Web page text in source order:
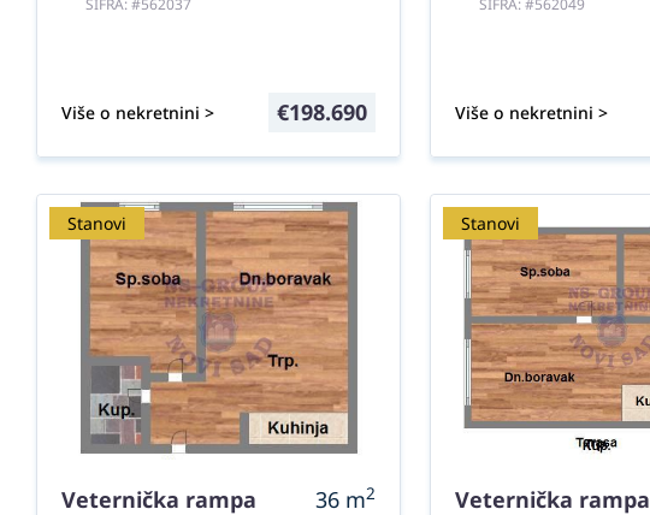
ŠIFRA: #562037
Više o nekretnini > €198.690
ŠIFRA: #562049
Više o nekretnini >
Stanovi
Veternička rampa 36 m2
Stanovi
Veternička rampa